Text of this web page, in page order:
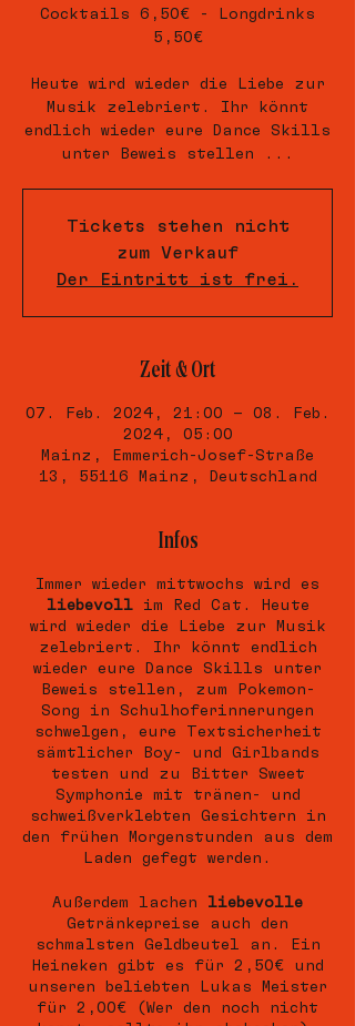
Cocktails 6,50€ - Longdrinks
5,50€
Heute wird wieder die Liebe zur
Musik zelebriert. Ihr könnt
endlich wieder eure Dance Skills
unter Beweis stellen ...
Tickets stehen nicht
zum Verkauf
Der Eintritt ist frei.
Zeit & Ort
07. Feb. 2024, 21:00 – 08. Feb.
2024, 05:00
Mainz, Emmerich-Josef-Straße
13, 55116 Mainz, Deutschland
Infos
Immer wieder mittwochs wird es
liebevollim Red Cat. Heute
wird wieder die Liebe zur Musik
zelebriert. Ihr könnt endlich
wieder eure Dance Skills unter
Beweis stellen, zum Pokemon-
Song in Schulhoferinnerungen
schwelgen, eure Textsicherheit
sämtlicher Boy- und Girlbands
testen und zu Bitter Sweet
Symphonie mit tränen- und
schweißverklebten Gesichtern in
den frühen Morgenstunden aus dem
Laden gefegt werden.
Außerdem lachen liebevolle
Getränkepreise auch den
schmalsten Geldbeutel an. Ein
Heineken gibt es für 2,50€ und
unseren beliebten Lukas Meister
für 2,00€ (Wer den noch nicht